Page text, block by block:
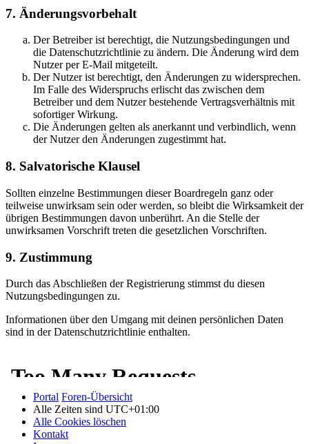
7. Änderungsvorbehalt
Der Betreiber ist berechtigt, die Nutzungsbedingungen und
die Datenschutzrichtlinie zu ändern. Die Änderung wird dem
Nutzer per E-Mail mitgeteilt.
Der Nutzer ist berechtigt, den Änderungen zu widersprechen.
Im Falle des Widerspruchs erlischt das zwischen dem
Betreiber und dem Nutzer bestehende Vertragsverhältnis mit
sofortiger Wirkung.
Die Änderungen gelten als anerkannt und verbindlich, wenn
der Nutzer den Änderungen zugestimmt hat.
8. Salvatorische Klausel
Sollten einzelne Bestimmungen dieser Boardregeln ganz oder
teilweise unwirksam sein oder werden, so bleibt die Wirksamkeit der
übrigen Bestimmungen davon unberührt. An die Stelle der
unwirksamen Vorschrift treten die gesetzlichen Vorschriften.
9. Zustimmung
Durch das Abschließen der Registrierung stimmst du diesen
Nutzungsbedingungen zu.
Informationen über den Umgang mit deinen persönlichen Daten
sind in der Datenschutzrichtlinie enthalten.
Portal Foren-Übersicht
Alle Zeiten sind UTC+01:00
Alle Cookies löschen
Kontakt